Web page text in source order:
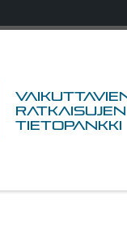
ratkaisujen
tietopankki